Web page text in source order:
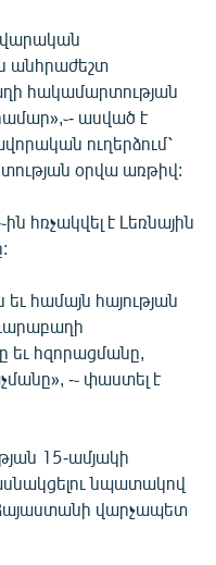
անհրաժեշտ
հակամարտության
ասված է
ուղերձում՝
օրվա առթիվ:
հռչակվել է Լեռնային
համայն հայության
հզորացմանը,
-֊ փաստել է
15-ամյակի
նպատակով
վարչապետ